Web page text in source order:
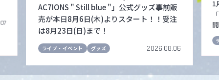
AC7IONS " Still blue "」公式グッズ事前販
売が本日8月6日(木)よりスタート！！受注
は8月23日(日)まで！
ライブ・イベント グッズ 2026.08.06
1